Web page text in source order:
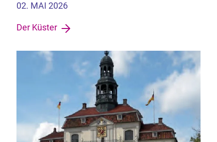
02. MAI 2026
Der Küster